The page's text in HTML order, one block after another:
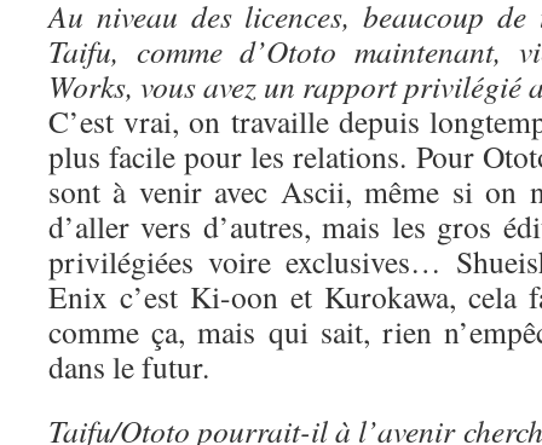
Au niveau des licences, beaucoup
Taifu, comme d’Ototo maintenant,
Works, vous avez un rapport privilégié
C’est vrai, on travaille depuis
plus facile pour les relations. Pour
sont à venir avec Ascii, même si on
d’aller vers d’autres, mais les gros
privilégiées voire exclusives…
Enix c’est Ki-oon et Kurokawa, cela
comme ça, mais qui sait, rien
dans le futur.
Taifu/Ototo pourrait-il à l’avenir